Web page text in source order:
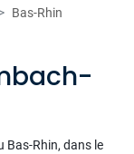
Bas-Rhin
Bas-Rhin, dans le